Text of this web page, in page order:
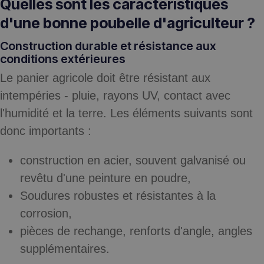
Quelles sont les caractéristiques
d'une bonne poubelle d'agriculteur ?
Construction durable et résistance aux
conditions extérieures
Le panier agricole doit être résistant aux
intempéries - pluie, rayons UV, contact avec
l'humidité et la terre. Les éléments suivants sont
donc importants :
construction en acier, souvent galvanisé ou
revêtu d'une peinture en poudre,
Soudures robustes et résistantes à la
corrosion,
pièces de rechange, renforts d'angle, angles
supplémentaires.